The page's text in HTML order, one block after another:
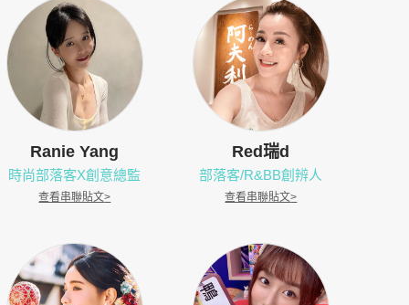
Ranie Yang
時尚部落客X創意總監
查看串聯貼文>
Red瑞d
部落客/R&BB創辨人
查看串聯貼文>